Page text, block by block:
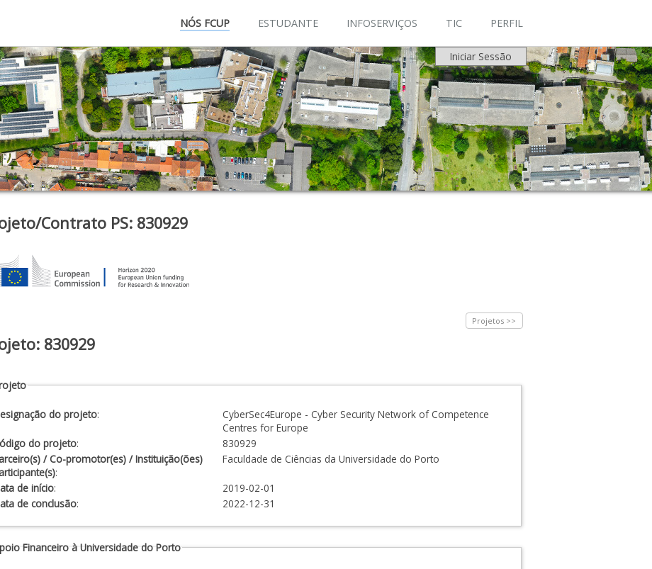
NÓS FCUP ESTUDANTE INFOSERVIÇOS TIC PERFIL
Iniciar Sessão
Contrato PS: 830929
Projetos >>
830929
do projeto:
CyberSec4Europe - Cyber Security Network of Competence
Centres for Europe
do projeto:
830929
/ Co-promotor(es) / Instituição(ões)
:
Faculdade de Ciências da Universidade do Porto
de início:
2019-02-01
de conclusão: 2022-12-31
Financeiro à Universidade do Porto